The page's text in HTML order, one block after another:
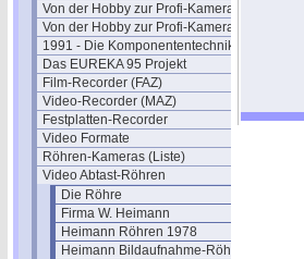
Von der Hobby zur Profi-Kamera III
Von der Hobby zur Profi-Kamera IV
1991 - Die Komponententechnik
Das EUREKA 95 Projekt
Film-Recorder (FAZ)
Video-Recorder (MAZ)
Festplatten-Recorder
Video Formate
Röhren-Kameras (Liste)
Video Abtast-Röhren
Die Röhre
Firma W. Heimann
Heimann Röhren 1978
Heimann Bildaufnahme-Röhren